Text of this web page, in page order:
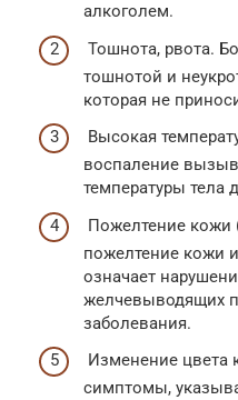
алкоголем.
Тошнота, рвота.
тошнотой и
которая не
Высокая
воспаление
температуры тела
Пожелтение кожи
пожелтение кожи
означает
желчевыводящих
заболевания.
Изменение цвета
симптомы,